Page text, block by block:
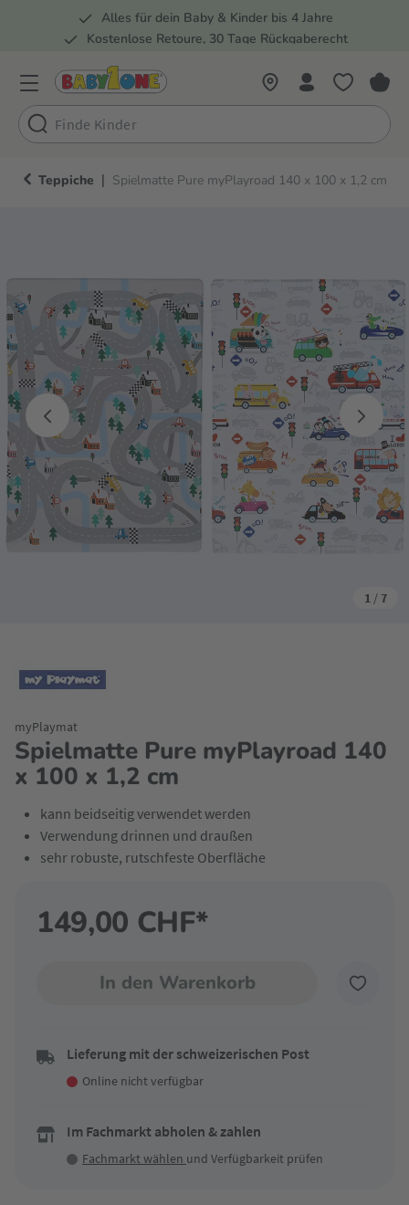
Zur Hauptnavigation springen
Alles für dein Baby & Kinder bis 4 Jahre
Kostenlose Retoure, 30 Tage Rückgaberecht
Teppiche | Spielmatte Pure myPlayroad 140 x 100 x 1,2 cm
1 /7
Spielmatte Pure myPlayroad 140
x 100 x 1,2 cm
myPlaymat
kann beidseitig verwendet werden
Verwendung drinnen und draußen
sehr robuste, rutschfeste Oberfläche
149,00 CHF*
In den Warenkorb
Lieferung mit der schweizerischen Post
Online nicht verfügbar
Im Fachmarkt abholen & zahlen
Fachmarkt wählen und Verfügbarkeit prüfen